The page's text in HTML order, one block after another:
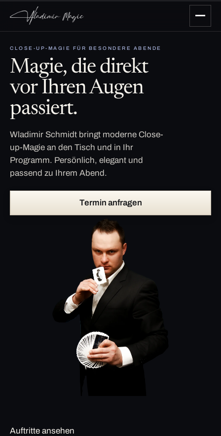
CLOSE-UP-MAGIE FÜR BESONDERE ABENDE
Magie, die direkt
vor Ihren Augen
passiert.
Wladimir Schmidt bringt moderne Close-
up-Magie an den Tisch und in Ihr
Programm. Persönlich, elegant und
passend zu Ihrem Abend.
Termin anfragen
Auftritte ansehen